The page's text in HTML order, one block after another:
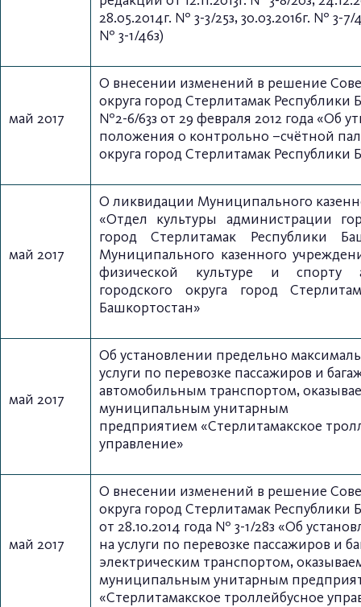
28.05.2014г. № 3-3/25з, 30.03.2016г. № 3-7/
№ 3-1/46з)
май 2017
О внесении изменений в решение
округа город Стерлитамак Республики
№2-6/63з от 29 февраля 2012 года «Об
положения о контрольно –счётной
округа город Стерлитамак Республики
май 2017
О ликвидации Муниципального
«Отдел культуры администрации
город Стерлитамак Республики
Муниципального казенного
физической культуре и спорту
городского округа город
Башкортостан»
май 2017
Об установлении предельно
услуги по перевозке пассажиров и
автомобильным транспортом,
муниципальным унитарным
предприятием «Стерлитамакское
управление»
май 2017
О внесении изменений в решение
округа город Стерлитамак Республики
от 28.10.2014 года № 3-1/28з «Об
на услуги по перевозке пассажиров и
электрическим транспортом,
муниципальным унитарным
«Стерлитамакское троллейбусное